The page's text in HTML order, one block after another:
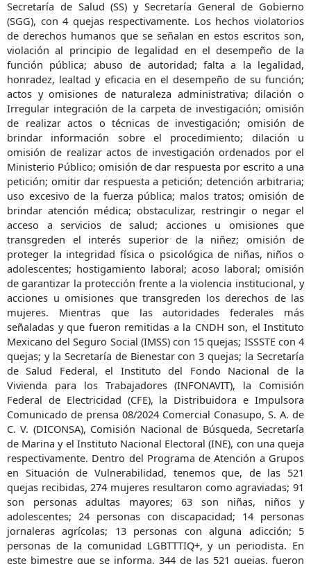
Secretaría de Salud (SS) y Secretaría General de Gobierno
(SGG), con 4 quejas respectivamente. Los hechos violatorios
de derechos humanos que se señalan en estos escritos son,
violación al principio de legalidad en el desempeño de la
función pública; abuso de autoridad; falta a la legalidad,
honradez, lealtad y eficacia en el desempeño de su función;
actos y omisiones de naturaleza administrativa; dilación o
Irregular integración de la carpeta de investigación; omisión
de realizar actos o técnicas de investigación; omisión de
brindar información sobre el procedimiento; dilación u
omisión de realizar actos de investigación ordenados por el
Ministerio Público; omisión de dar respuesta por escrito a una
petición; omitir dar respuesta a petición; detención arbitraria;
uso excesivo de la fuerza pública; malos tratos; omisión de
brindar atención médica; obstaculizar, restringir o negar el
acceso a servicios de salud; acciones u omisiones que
transgreden el interés superior de la niñez; omisión de
proteger la integridad física o psicológica de niñas, niños o
adolescentes; hostigamiento laboral; acoso laboral; omisión
de garantizar la protección frente a la violencia institucional, y
acciones u omisiones que transgreden los derechos de las
mujeres. Mientras que las autoridades federales más
señaladas y que fueron remitidas a la CNDH son, el Instituto
Mexicano del Seguro Social (IMSS) con 15 quejas; ISSSTE con 4
quejas; y la Secretaría de Bienestar con 3 quejas; la Secretaría
de Salud Federal, el Instituto del Fondo Nacional de la
Vivienda para los Trabajadores (INFONAVIT), la Comisión
Federal de Electricidad (CFE), la Distribuidora e Impulsora
Comunicado de prensa 08/2024 Comercial Conasupo, S. A. de
C. V. (DICONSA), Comisión Nacional de Búsqueda, Secretaría
de Marina y el Instituto Nacional Electoral (INE), con una queja
respectivamente. Dentro del Programa de Atención a Grupos
en Situación de Vulnerabilidad, tenemos que, de las 521
quejas recibidas, 274 mujeres resultaron como agraviadas; 91
son personas adultas mayores; 63 son niñas, niños y
adolescentes; 24 personas con discapacidad; 14 personas
jornaleras agrícolas; 13 personas con alguna adicción; 5
personas de la comunidad LGBTTTIQ+, y un periodista. En
este bimestre que se informa, 344 de las 521 quejas, fueron